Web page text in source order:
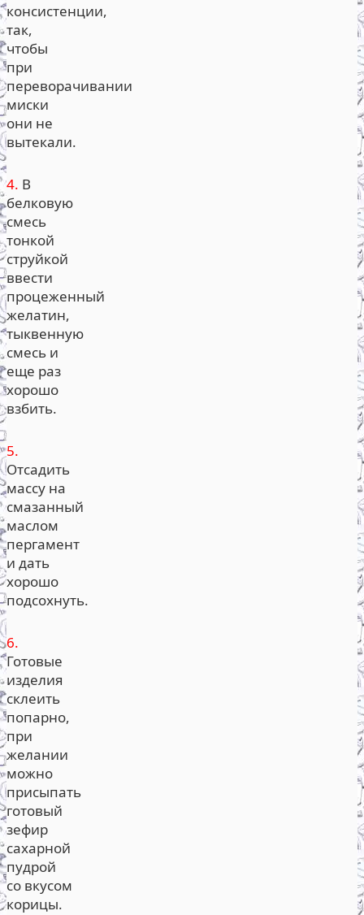
консистенции,
так,
чтобы
при
переворачивании
миски
они не
вытекали.
4. В
белковую
смесь
тонкой
струйкой
ввести
процеженный
желатин,
тыквенную
смесь и
еще раз
хорошо
взбить.
5.
Отсадить
массу на
смазанный
маслом
пергамент
и дать
хорошо
подсохнуть.
6.
Готовые
изделия
склеить
попарно,
при
желании
можно
присыпать
готовый
зефир
сахарной
пудрой
со вкусом
корицы.